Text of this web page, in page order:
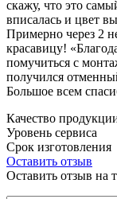
скажу, что это
вписалась и цвет
Примерно через 2
красавицу!
помучиться с
получился
Большое всем
Качество
Уровень сервиса
Срок изготовления
Оставить отзыв
Оставить отзыв на